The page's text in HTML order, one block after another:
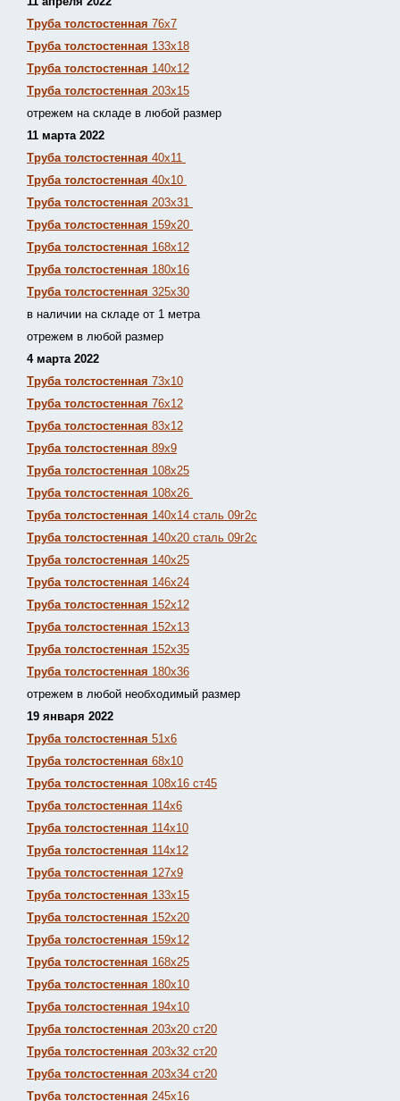
Труба толстостенная 76х7
Труба толстостенная 133х18
Труба толстостенная 140х12
Труба толстостенная 203х15
отрежем на складе в любой размер
11 марта 2022
Труба толстостенная 40х11
Труба толстостенная 40х10
Труба толстостенная 203х31
Труба толстостенная 159х20
Труба толстостенная 168х12
Труба толстостенная 180х16
Труба толстостенная 325х30
в наличии на складе от 1 метра
отрежем в любой размер
4 марта 2022
Труба толстостенная 73х10
Труба толстостенная 76х12
Труба толстостенная 83х12
Труба толстостенная 89х9
Труба толстостенная 108х25
Труба толстостенная 108х26
Труба толстостенная 140х14 сталь 09г2с
Труба толстостенная 140х20 сталь 09г2с
Труба толстостенная 140х25
Труба толстостенная 146х24
Труба толстостенная 152х12
Труба толстостенная 152х13
Труба толстостенная 152х35
Труба толстостенная 180х36
отрежем в любой необходимый размер
19 января 2022
Труба толстостенная 51х6
Труба толстостенная 68х10
Труба толстостенная 108х16 ст45
Труба толстостенная 114х6
Труба толстостенная 114х10
Труба толстостенная 114х12
Труба толстостенная 127х9
Труба толстостенная 133х15
Труба толстостенная 152х20
Труба толстостенная 159х12
Труба толстостенная 168х25
Труба толстостенная 180х10
Труба толстостенная 194х10
Труба толстостенная 203х20 ст20
Труба толстостенная 203х32 ст20
Труба толстостенная 203х34 ст20
Труба толстостенная 245х16